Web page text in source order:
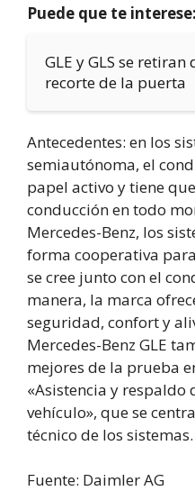
Puede que te interese:
GLE y GLS se
recorte de la puerta
Antecedentes: en los
semiautónoma, el
papel activo y tiene
conducción en todo
Mercedes-Benz, los
forma cooperativa
se cree junto con el
manera, la marca
seguridad, confort y
Mercedes-Benz GLE
mejores de la prueba
«Asistencia y respaldo
vehículo», que se
técnico de los sistemas.
Fuente: Daimler AG